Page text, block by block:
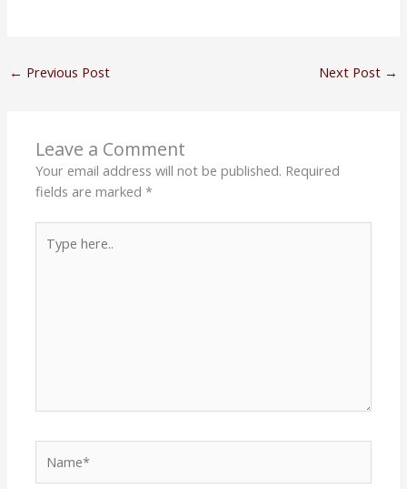
← Previous Post Next Post →
Leave a Comment
Your email address will not be published. Required
fields are marked*
here..